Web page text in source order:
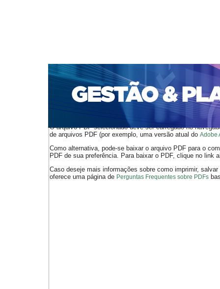
CAPA SOBRE ACESSO CADASTRO
PORTAL DE REVISTAS DA UNIFACS
SUBMISSÕES
PARA SUBMISSÃO DE ARTIGOS
TUTORIAL PARA
Capa v. 19, jan./dez. 2018>
O arquivo PDF selecionado deve ser carregado no
de arquivos PDF (por exemplo, uma versão atual do Adobe
Como alternativa, pode-se baixar o arquivo PDF para o
PDF de sua preferência. Para baixar o PDF, clique no link
Caso deseje mais informações sobre como imprimir,
oferece uma página de Perguntas Frequentes sobre PDFs